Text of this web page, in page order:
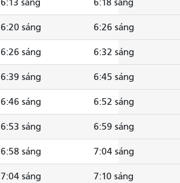
6:13 sáng 6:18 sáng
6:20 sáng 6:26 sáng
6:26 sáng 6:32 sáng
6:39 sáng 6:45 sáng
6:46 sáng 6:52 sáng
6:53 sáng 6:59 sáng
6:58 sáng 7:04 sáng
7:04 sáng 7:10 sáng